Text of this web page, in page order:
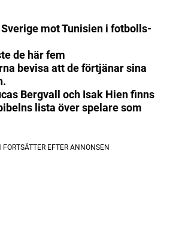
mot Tunisien i fotbolls-
de här fem
bevisa att de förtjänar sina
Bergvall och Isak Hien finns
lista över spelare som